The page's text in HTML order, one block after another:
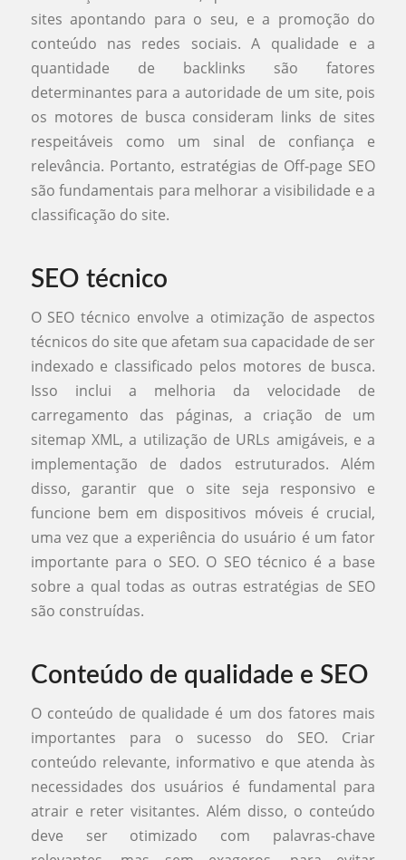
sites apontando para o seu, e a promoção do
conteúdo nas redes sociais. A qualidade e a
quantidade de backlinks são fatores
determinantes para a autoridade de um site, pois
os motores de busca consideram links de sites
respeitáveis como um sinal de confiança e
relevância. Portanto, estratégias de Off-page SEO
são fundamentais para melhorar a visibilidade e a
classificação do site.
SEO técnico
O SEO técnico envolve a otimização de aspectos
técnicos do site que afetam sua capacidade de ser
indexado e classificado pelos motores de busca.
Isso inclui a melhoria da velocidade de
carregamento das páginas, a criação de um
sitemap XML, a utilização de URLs amigáveis, e a
implementação de dados estruturados. Além
disso, garantir que o site seja responsivo e
funcione bem em dispositivos móveis é crucial,
uma vez que a experiência do usuário é um fator
importante para o SEO. O SEO técnico é a base
sobre a qual todas as outras estratégias de SEO
são construídas.
Conteúdo de qualidade e SEO
O conteúdo de qualidade é um dos fatores mais
importantes para o sucesso do SEO. Criar
conteúdo relevante, informativo e que atenda às
necessidades dos usuários é fundamental para
atrair e reter visitantes. Além disso, o conteúdo
deve ser otimizado com palavras-chave